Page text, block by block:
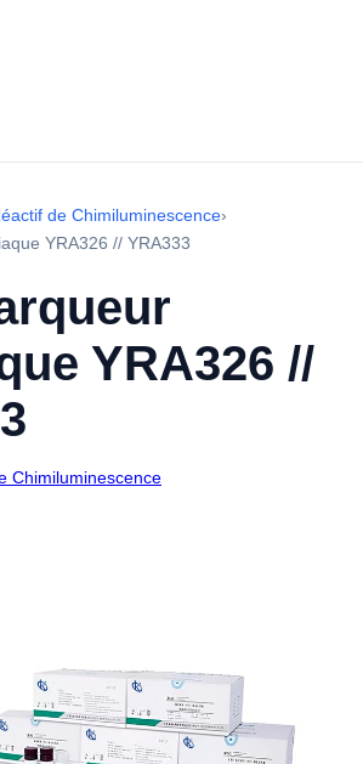
de Chimiluminescence›
YRA326 // YRA333
YRA326 //
Chimiluminescence